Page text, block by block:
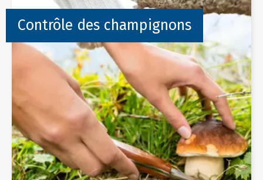
Contrôle des champignons